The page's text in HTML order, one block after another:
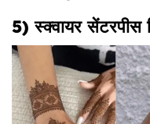
5) स्क्वायर सेंटरपीस